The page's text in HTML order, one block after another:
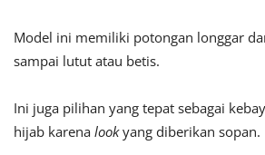
Model ini memiliki potongan longgar
sampai lutut atau betis.
Ini juga pilihan yang tepat sebagai
hijab karena lookyang diberikan sopan.